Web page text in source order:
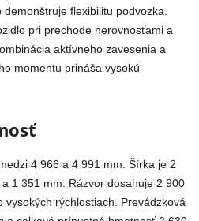
flexibilitu podvozka.
pri prechode nerovnosťami a
aktívneho zavesenia a
momentu prináša vysokú
4 966 a 4 991 mm. Šírka je 2
1 351 mm. Rázvor dosahuje 2 900
vysokých rýchlostiach. Prevádzková